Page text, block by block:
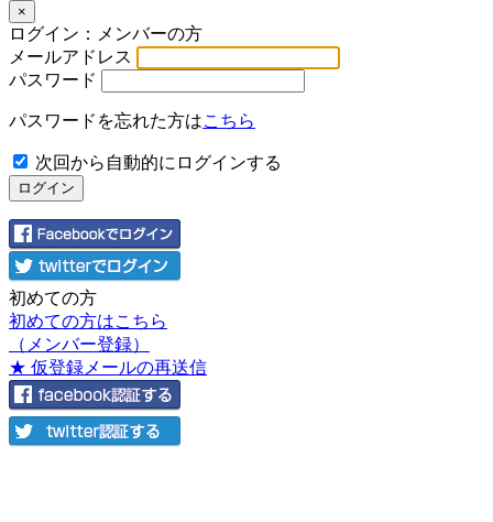
×
ログイン：メンバーの方
メールアドレス
パスワード
パスワードを忘れた方はこちら
次回から自動的にログインする
初めての方
初めての方はこちら
（メンバー登録）
★ 仮登録メールの再送信